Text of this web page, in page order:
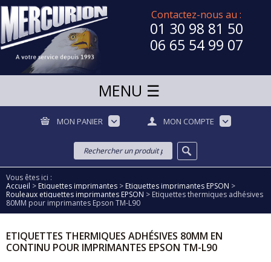
Contactez-nous au :
01 30 98 81 50
06 65 54 99 07
MON PANIER MON COMPTE
Vous êtes ici :
Accueil > Etiquettes imprimantes > Etiquettes imprimantes EPSON >
Rouleaux etiquettes imprimantes EPSON > Etiquettes thermiques adhésives
80MM pour imprimantes Epson TM-L90
ETIQUETTES THERMIQUES ADHÉSIVES 80MM EN
CONTINU POUR IMPRIMANTES EPSON TM-L90